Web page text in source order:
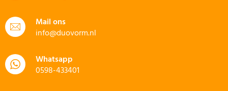
Mail ons
info@duovorm.nl
Whatsapp
0598-433401